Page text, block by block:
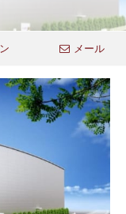
メール